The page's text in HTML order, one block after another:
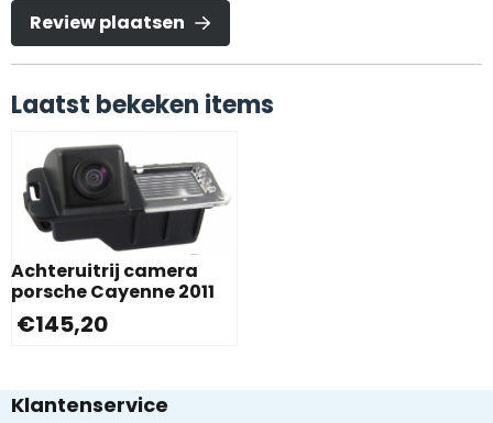
Review plaatsen
Laatst bekeken items
Achteruitrij camera
porsche Cayenne 2011
€145,20
Klantenservice